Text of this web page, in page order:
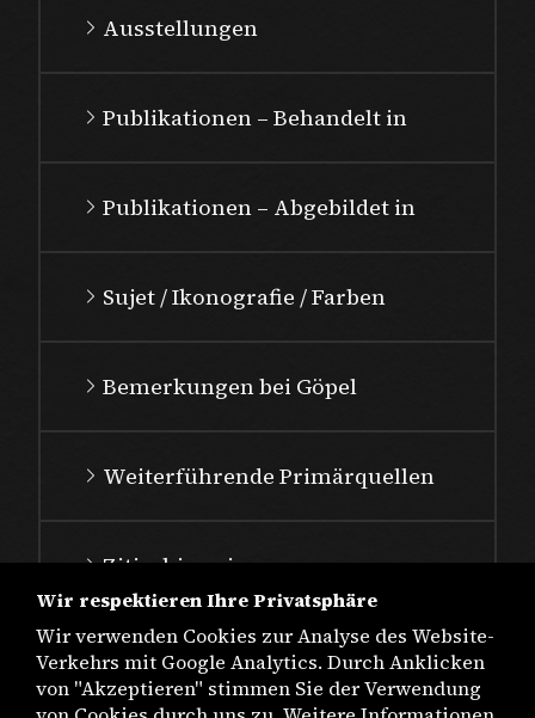
Ausstellungen
Publikationen – Behandelt in
Publikationen – Abgebildet in
Sujet / Ikonografie / Farben
Bemerkungen bei Göpel
Weiterführende Primärquellen
Zitierhinweis
Wir respektieren Ihre Privatsphäre
Wir verwenden Cookies zur Analyse des Website-
Verkehrs mit Google Analytics. Durch Anklicken
von "Akzeptieren" stimmen Sie der Verwendung